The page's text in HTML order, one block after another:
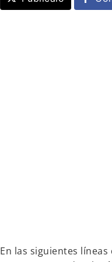
En las siguientes